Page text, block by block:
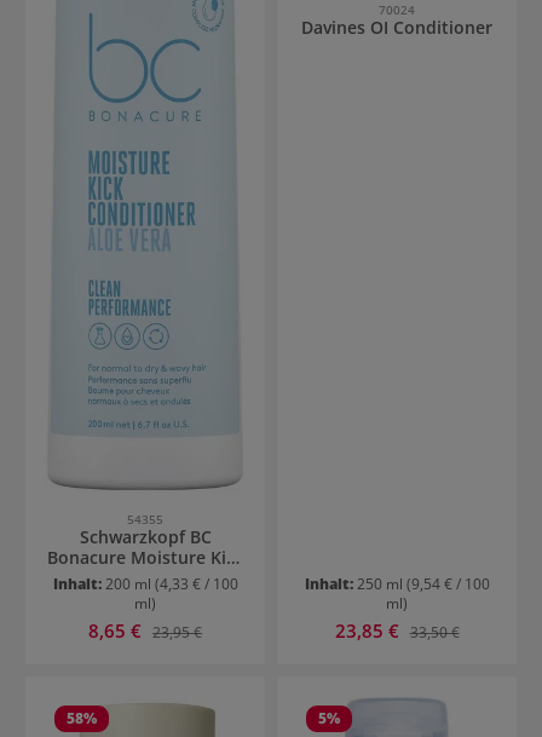
54355
Schwarzkopf BC
Bonacure Moisture Kick
Conditioner
Inhalt:200 ml (4,33 € / 100
ml)
Verkaufspreis:
8,65 € Regulärer Preis:
23,95 €
70024
Davines OI Conditioner
Inhalt:250 ml (9,54 € / 100
ml)
Verkaufspreis:
23,85 € Regulärer Preis:
33,50 €
58% 5%